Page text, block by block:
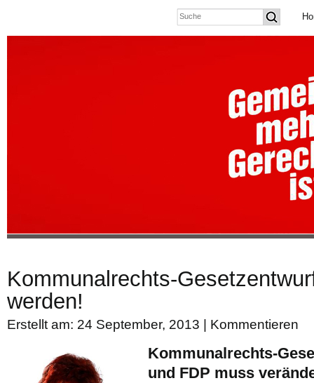
Kommunalrechts-
werden!
Erstellt am: 24 September, 2013 | Kommentieren
Kommunalrechts-
und FDP muss